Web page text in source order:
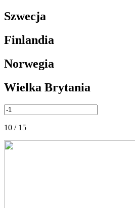
Szwecja
Finlandia
Norwegia
Wielka Brytania
10 / 15